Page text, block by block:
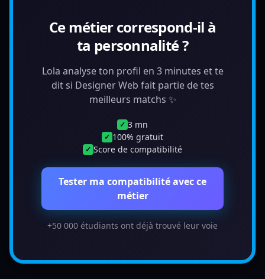
Ce métier correspond-il à
ta personnalité ?
Lola analyse ton profil en 3 minutes et te
dit si Designer Web fait partie de tes
meilleurs matchs ✨
✓ 3 mn
✓ 100% gratuit
✓ Score de compatibilité
Tester ma compatibilité avec ce
métier
+50 000 étudiants ont déjà trouvé leur voie